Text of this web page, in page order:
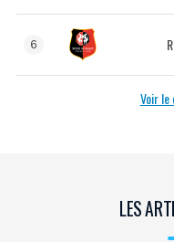
6
Voir
LES